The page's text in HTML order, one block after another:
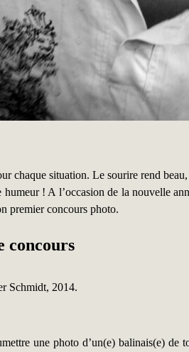
chaque situation. Le sourire rend
humeur ! A l’occasion de la nouvelle
premier concours photo.
concours
une photo d’un(e) balinais(e) de